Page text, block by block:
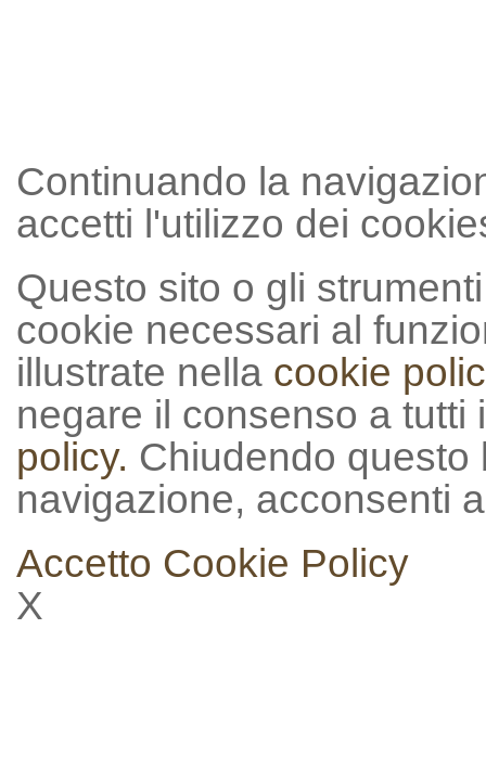
Continuando la
accetti l'utilizzo dei
Questo sito o gli
cookie necessari al
illustrate nella cookie
negare il consenso a
policy. Chiudendo
navigazione, acconsenti
Accetto Cookie Policy
X